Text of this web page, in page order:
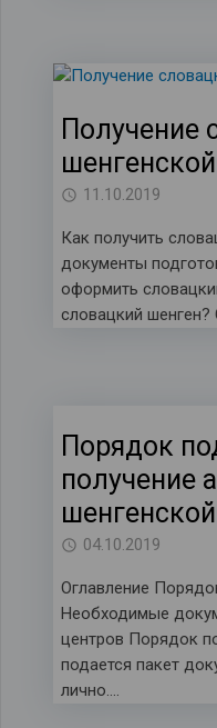
Получение
11.10.2019
Как получить
документы
оформить
словацкий шенген?
Порядок
получение
04.10.2019
Оглавление
Необходимые
центров Порядок
подается пакет
лично….